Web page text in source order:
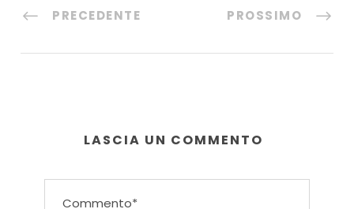
PRECEDENTE PROSSIMO
LASCIA UN COMMENTO